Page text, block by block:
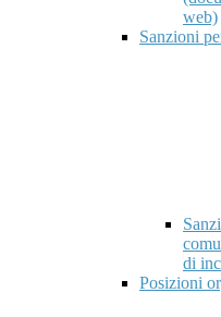
web)
Sanzioni
di
Posizioni